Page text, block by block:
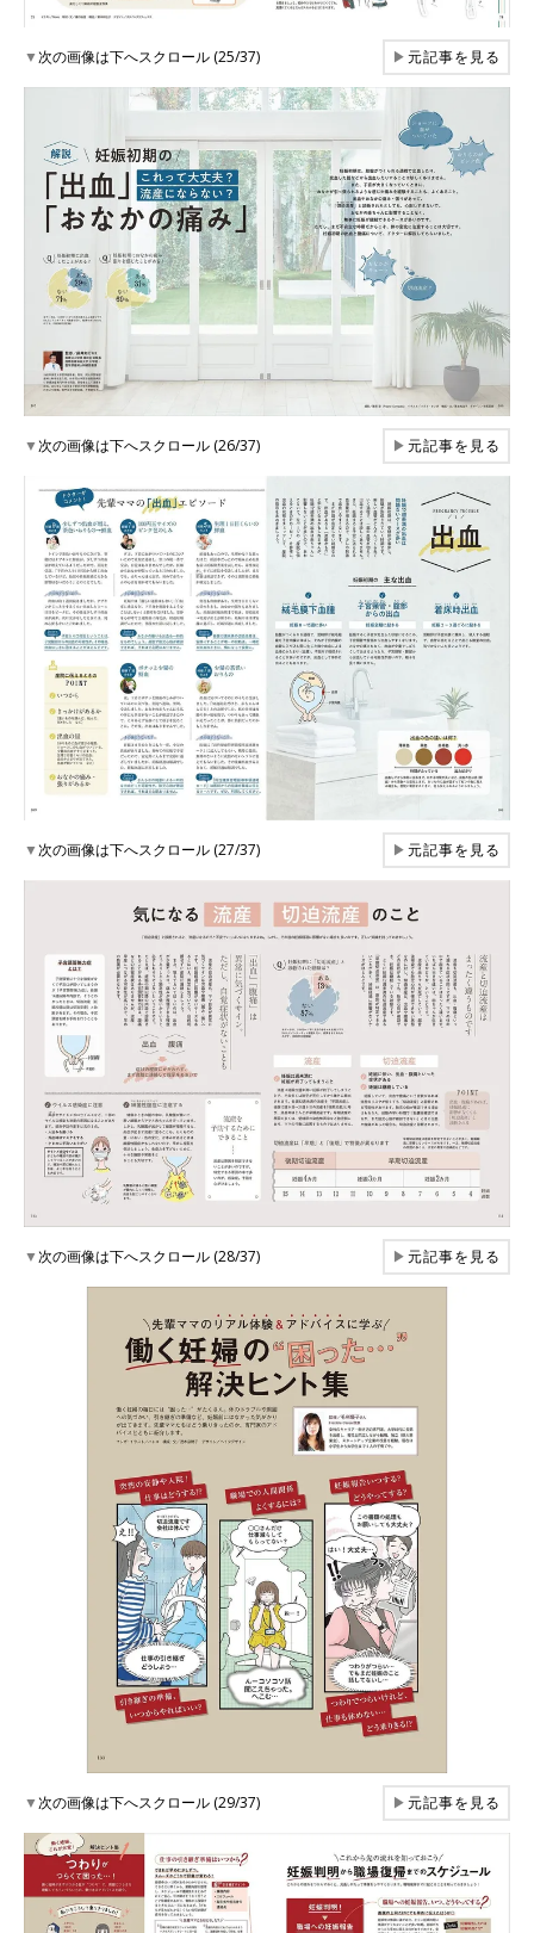
▼次の画像は下へスクロール (25/37) ▶元記事を見る
▼次の画像は下へスクロール (26/37) ▶元記事を見る
▼次の画像は下へスクロール (27/37) ▶元記事を見る
▼次の画像は下へスクロール (28/37) ▶元記事を見る
▼次の画像は下へスクロール (29/37) ▶元記事を見る